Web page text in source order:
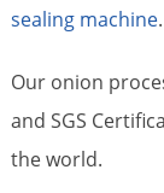
sealing machine.
Our onion
and SGS
the world.